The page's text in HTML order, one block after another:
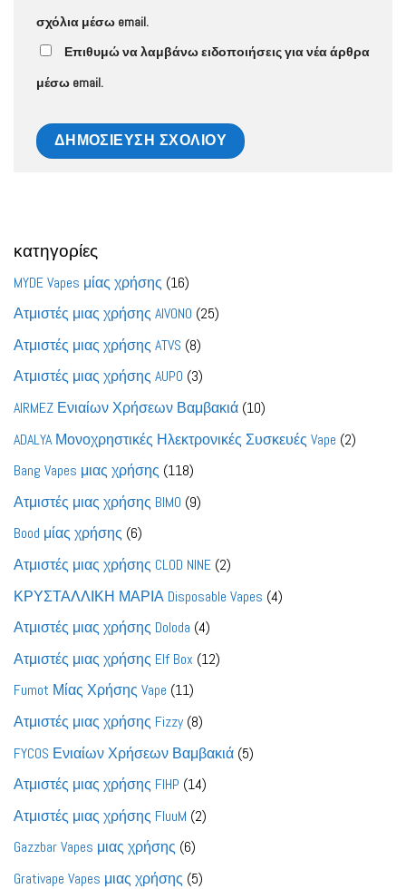
σχόλια μέσω email.
Επιθυμώ να λαμβάνω ειδοποιήσεις για νέα άρθρα
μέσω email.
κατηγορίες
MYDE Vapes μίας χρήσης 1616
προϊόντα
Ατμιστές μιας χρήσης AIVONO 2525
Ατμιστές μιας χρήσης ATVS 88
προϊόντα
Ατμιστές μιας χρήσης AUPO 33
προϊόντα
AIRMEZ Ενιαίων Χρήσεων Βαμβακιά 1010
προϊόντα
ADALYA Μονοχρηστικές Ηλεκτρονικές Συσκευές Vape 22
Bang Vapes μιας χρήσης 118118
προϊόντα
Ατμιστές μιας χρήσης BIMO 99
Bood μίας χρήσης 66
προϊόντα
Ατμιστές μιας χρήσης CLOD NINE 22
προϊόντα
ΚΡΥΣΤΑΛΛΙΚΗ ΜΑΡΙΑ Disposable Vapes 44
Ατμιστές μιας χρήσης Doloda 44
προϊόντα
Ατμιστές μιας χρήσης Elf Box 1212
Fumot Μίας Χρήσης Vape 1111
προϊόντα
Ατμιστές μιας χρήσης Fizzy 88
προϊόντα
FYCOS Ενιαίων Χρήσεων Βαμβακιά 55
Ατμιστές μιας χρήσης FIHP 1414
προϊόντα
Ατμιστές μιας χρήσης FluuM 22
Gazzbar Vapes μιας χρήσης 66
προϊόντα
Grativape Vapes μιας χρήσης 55